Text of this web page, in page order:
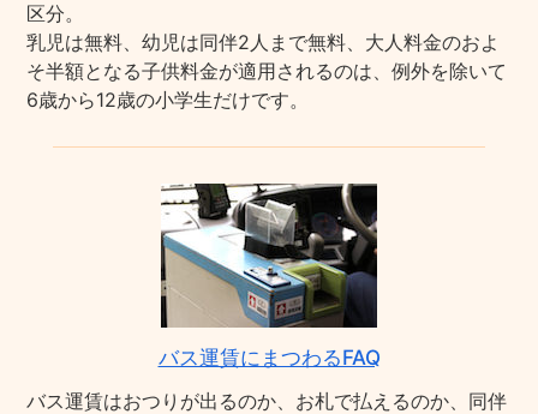
区分。
乳児は無料、幼児は同伴2人まで無料、大人料金のおよ
そ半額となる子供料金が適用されるのは、例外を除いて
6歳から12歳の小学生だけです。
バス運賃にまつわるFAQ
バス運賃はおつりが出るのか、お札で払えるのか、同伴